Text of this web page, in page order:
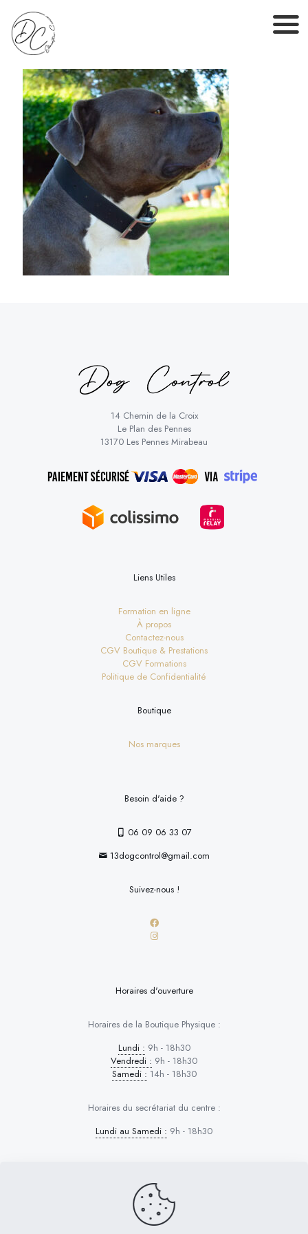
14 Chemin de la Croix
Le Plan des Pennes
13170 Les Pennes Mirabeau
Liens Utiles
Formation en ligne
À propos
Contactez-nous
CGV Boutique & Prestations
CGV Formations
Politique de Confidentialité
Boutique
Nos marques
Besoin d'aide ?
06 09 06 33 07
13dogcontrol@gmail.com
Suivez-nous !
Horaires d'ouverture
Horaires de la Boutique Physique :
Lundi : 9h - 18h30
Vendredi : 9h - 18h30
Samedi : 14h - 18h30
Horaires du secrétariat du centre :
Lundi au Samedi : 9h - 18h30
Dog Control © 2026 | Tous droits réservés